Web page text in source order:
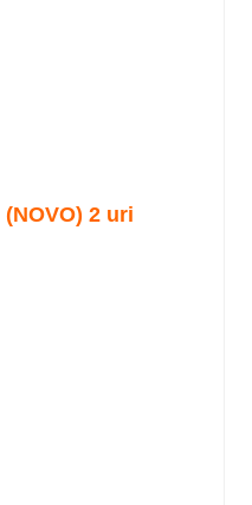
(NOVO) 2 uri